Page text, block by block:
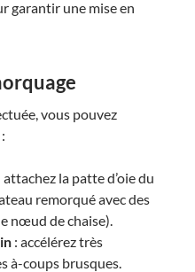
garantir une mise en
vous pouvez
la patte d’oie du
remorqué avec des
nœud de chaise).
: accélérez très
à-coups brusques.